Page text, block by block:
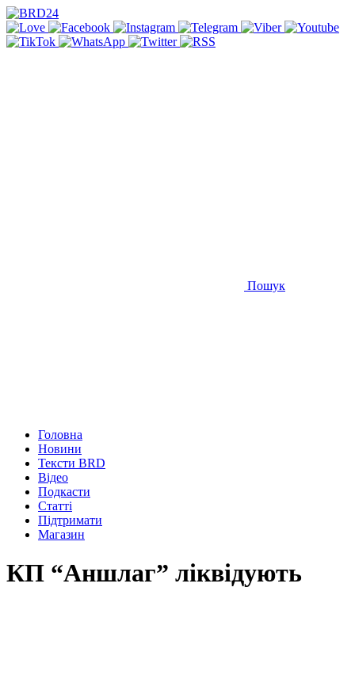
Пошук
Головна
Новини
Тексти BRD
Відео
Подкасти
Статті
Підтримати
Магазин
КП “Аншлаг” ліквідують